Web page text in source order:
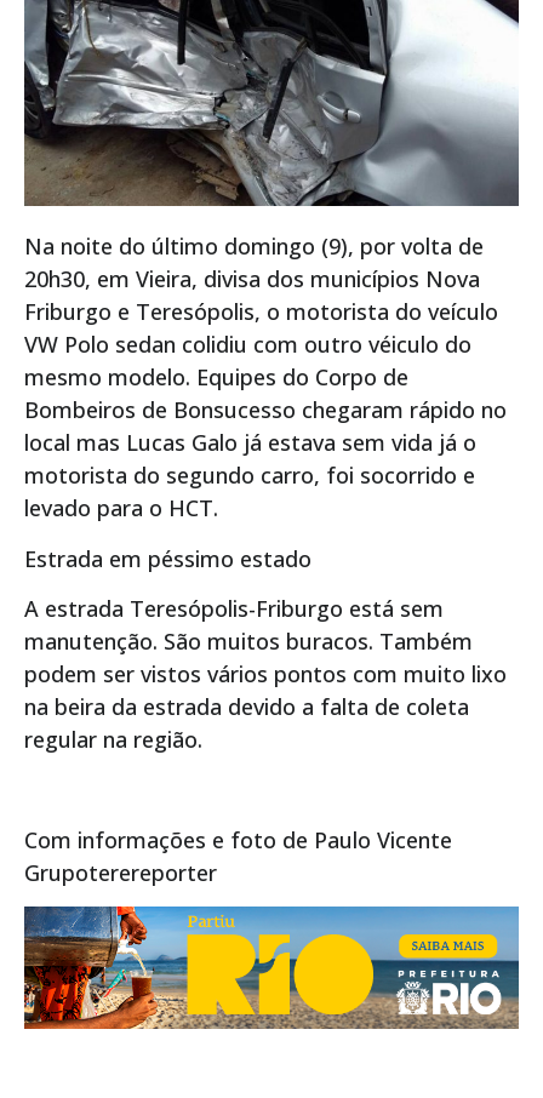
Na noite do último domingo (9), por volta de
20h30, em Vieira, divisa dos municípios Nova
Friburgo e Teresópolis, o motorista do veículo
VW Polo sedan colidiu com outro véiculo do
mesmo modelo. Equipes do Corpo de
Bombeiros de Bonsucesso chegaram rápido no
local mas Lucas Galo já estava sem vida já o
motorista do segundo carro, foi socorrido e
levado para o HCT.
Estrada em péssimo estado
A estrada Teresópolis-Friburgo está sem
manutenção. São muitos buracos. Também
podem ser vistos vários pontos com muito lixo
na beira da estrada devido a falta de coleta
regular na região.
Com informações e foto de Paulo Vicente
Grupoterereporter